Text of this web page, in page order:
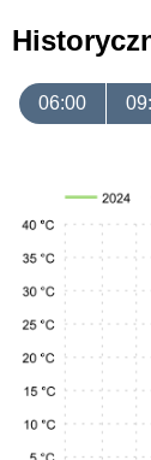
06:00